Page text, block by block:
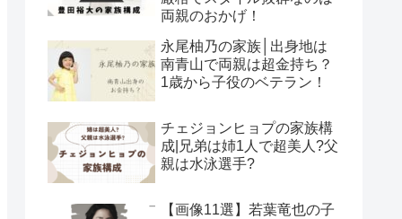
両親のおかげ！
永尾柚乃の家族│出身地は
南青山で両親は超金持ち？
1歳から子役のベテラン！
チェジョンヒョプの家族構
成|兄弟は姉1人で超美人?父
親は水泳選手?
【画像11選】若葉竜也の子